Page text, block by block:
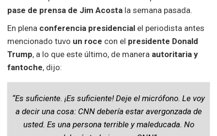
pase de prensa de Jim Acosta la semana pasada.
En plena conferencia presidencial el periodista antes
mencionado tuvo un roce con el presidente Donald
Trump, a lo que este último, de manera autoritaria y
fantoche, dijo:
“Es suficiente. ¡Es suficiente! Deje el micrófono. Le voy
a decir una cosa: CNN debería estar avergonzada de
usted. Es una persona terrible y maleducada. No